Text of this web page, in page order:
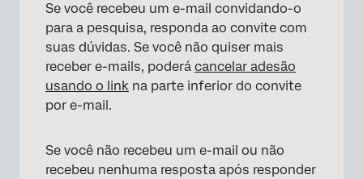
Se você recebeu um e-mail convidando-o
para a pesquisa, responda ao convite com
suas dúvidas. Se você não quiser mais
receber e-mails, poderá cancelar adesão
usando o link na parte inferior do convite
por e-mail.
Se você não recebeu um e-mail ou não
recebeu nenhuma resposta após responder